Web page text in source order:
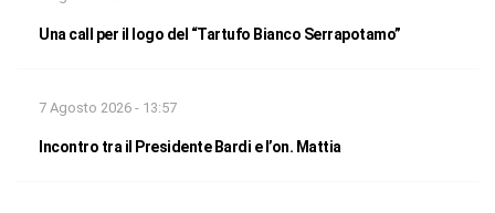
Una call per il logo del “Tartufo Bianco Serrapotamo”
7 Agosto 2026 - 13:57
Incontro tra il Presidente Bardi e l’on. Mattia